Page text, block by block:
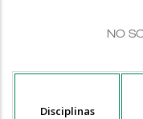
NO
Disciplinas